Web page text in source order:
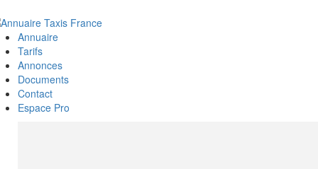
Annuaire
Tarifs
Annonces
Documents
Contact
Espace Pro